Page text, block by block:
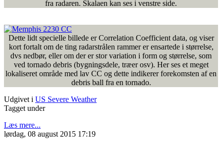
fra radaren. Skalaen kan ses i venstre side.
Dette lidt specielle billede er Correlation Coefficient data, og viser
kort fortalt om de ting radarstrålen rammer er ensartede i størrelse,
dvs nedbør, eller om der er stor variation i form og størrelse, som
ved tornado debris (bygningsdele, træer osv). Her ses et meget
lokaliseret område med lav CC og dette indikerer forekomsten af en
debris ball fra en tornado.
Udgivet i US Severe Weather
Tagget under
Læs mere...
lørdag, 08 august 2015 17:19